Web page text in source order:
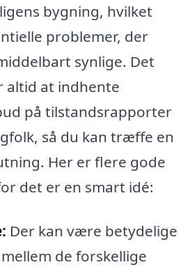
bygning, hvilket
problemer, der
synlige. Det
altid at indhente
på tilstandsrapporter
så du kan træffe en
Her er flere gode
det er en smart idé:
Der kan være betydelige
de forskellige